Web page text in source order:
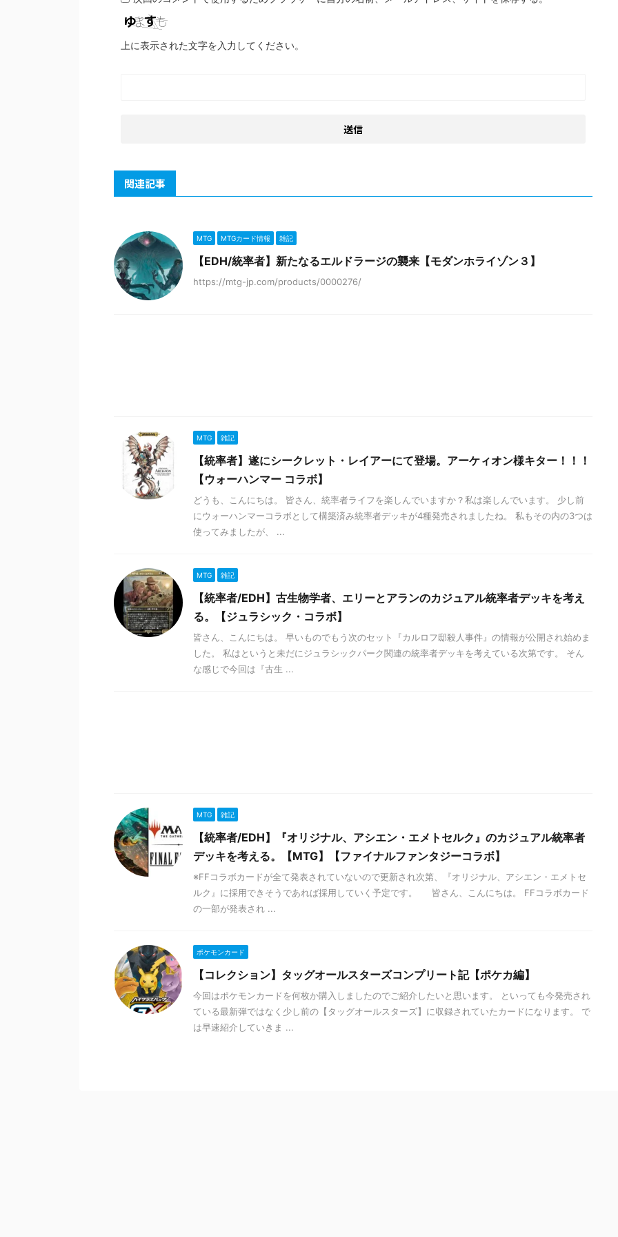
上に表示された文字を入力してください。
関連記事
MTG MTGカード情報 雑記
【EDH/統率者】新たなるエルドラージの襲来【モダンホライゾン３】
https://mtg-jp.com/products/0000276/
MTG 雑記
【統率者】遂にシークレット・レイアーにて登場。アーケィオン様キター！！！
【ウォーハンマー コラボ】
どうも、こんにちは。 皆さん、統率者ライフを楽しんでいますか？私は楽しんでいます。 少し前
にウォーハンマーコラボとして構築済み統率者デッキが4種発売されましたね。 私もその内の3つは
使ってみましたが、 ...
MTG 雑記
【統率者/EDH】古生物学者、エリーとアランのカジュアル統率者デッキを考え
る。【ジュラシック・コラボ】
皆さん、こんにちは。 早いものでもう次のセット『カルロフ邸殺人事件』の情報が公開され始めま
した。 私はというと未だにジュラシックパーク関連の統率者デッキを考えている次第です。 そん
な感じで今回は『古生 ...
MTG 雑記
【統率者/EDH】『オリジナル、アシエン・エメトセルク』のカジュアル統率者
デッキを考える。【MTG】【ファイナルファンタジーコラボ】
※FFコラボカードが全て発表されていないので更新され次第、『オリジナル、アシエン・エメトセ
ルク』に採用できそうであれば採用していく予定です。 皆さん、こんにちは。 FFコラボカード
の一部が発表され ...
ポケモンカード
【コレクション】タッグオールスターズコンプリート記【ポケカ編】
今回はポケモンカードを何枚か購入しましたのでご紹介したいと思います。 といっても今発売され
ている最新弾ではなく少し前の【タッグオールスターズ】に収録されていたカードになります。 で
は早速紹介していきま ...